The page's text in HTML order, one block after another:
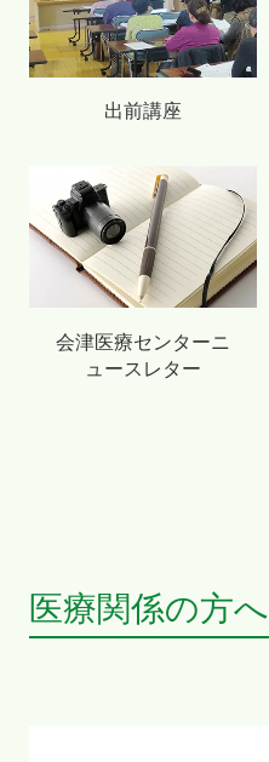
出前講座
会津医療センターニ
ュースレター
医療関係の方へ